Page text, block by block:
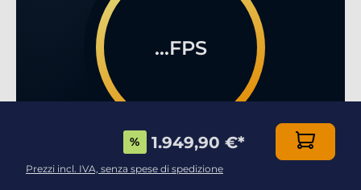
...FPS
% 1.949,90 €*
Prezzi incl. IVA, senza spese di spedizione